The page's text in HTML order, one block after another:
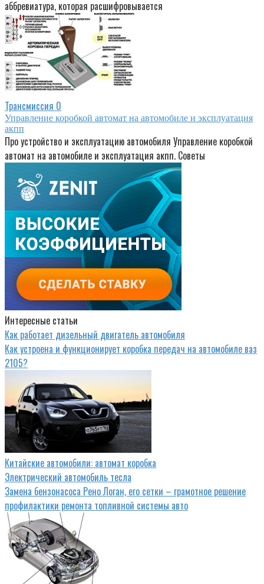
аббревиатура, которая расшифровывается
Трансмиссия 0
Управление коробкой автомат на автомобиле и эксплуатация
акпп
Про устройство и эксплуатацию автомобиля Управление коробкой
автомат на автомобиле и эксплуатация акпп. Советы
Интересные статьи
Как работает дизельный двигатель автомобиля
Как устроена и функционирует коробка передач на автомобиле ваз
2105?
Китайские автомобили: автомат коробка
Электрический автомобиль тесла
Замена бензонасоса Рено Логан, его сетки – грамотное решение
профилактики ремонта топливной системы авто